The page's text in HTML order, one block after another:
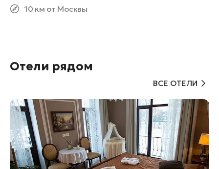
10 км от Москвы
Отели рядом
ВСЕ ОТЕЛИ